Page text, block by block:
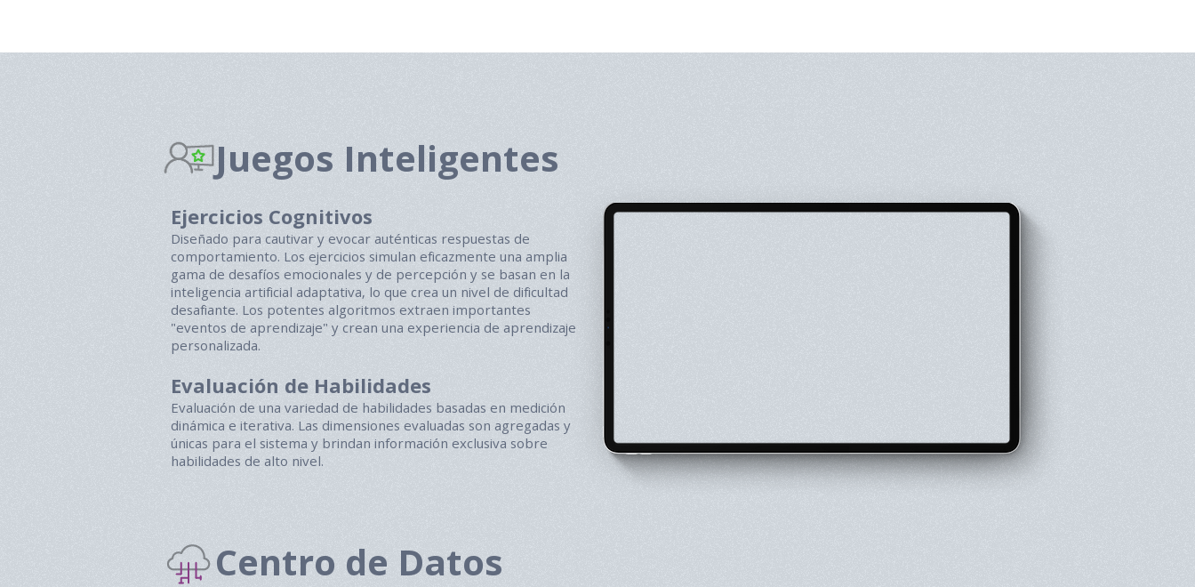
Juegos Inteligentes
Ejercicios Cognitivos
Diseñado para cautivar y evocar auténticas respuestas de
comportamiento. Los ejercicios simulan eficazmente una amplia
gama de desafíos emocionales y de percepción y se basan en la
inteligencia artificial adaptativa, lo que crea un nivel de dificultad
desafiante. Los potentes algoritmos extraen importantes
"eventos de aprendizaje" y crean una experiencia de aprendizaje
personalizada.
Evaluación de Habilidades
Evaluación de una variedad de habilidades basadas en medición
dinámica e iterativa. Las dimensiones evaluadas son agregadas y
únicas para el sistema y brindan información exclusiva sobre
habilidades de alto nivel.
Centro de Datos